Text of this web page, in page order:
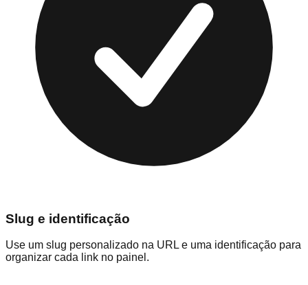
Slug e identificação
Use um slug personalizado na URL e uma identificação para
organizar cada link no painel.